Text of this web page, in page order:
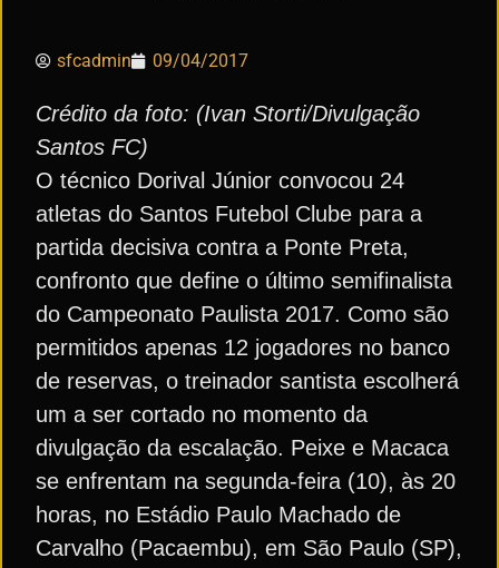
sfcadmin 09/04/2017
Crédito da foto: (Ivan Storti/Divulgação
Santos FC)
O técnico Dorival Júnior convocou 24
atletas do Santos Futebol Clube para a
partida decisiva contra a Ponte Preta,
confronto que define o último semifinalista
do Campeonato Paulista 2017. Como são
permitidos apenas 12 jogadores no banco
de reservas, o treinador santista escolherá
um a ser cortado no momento da
divulgação da escalação. Peixe e Macaca
se enfrentam na segunda-feira (10), às 20
horas, no Estádio Paulo Machado de
Carvalho (Pacaembu), em São Paulo (SP),